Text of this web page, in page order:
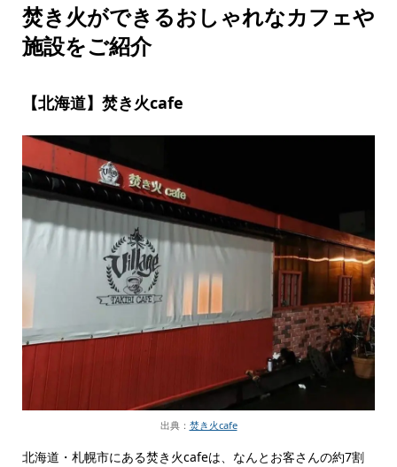
焚き火ができるおしゃれなカフェや
施設をご紹介
【北海道】焚き火cafe
出典： 焚き火cafe
北海道・札幌市にある焚き火cafeは、なんとお客さんの約7割